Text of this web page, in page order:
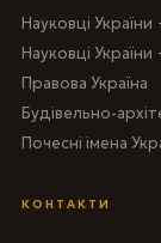
Науковці
Науковці
Правова Україна
Будівельно-
Почесні імена
КОНТАКТИ